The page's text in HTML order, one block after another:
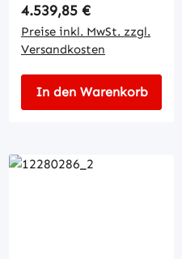
Regulärer Preis:
4.539,85 €
Preise inkl. MwSt. zzgl.
Versandkosten
In den Warenkorb